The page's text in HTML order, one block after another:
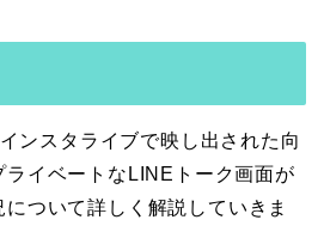
ンスタライブで映し出された向
イベートなLINEトーク画面が
ついて詳しく解説していきま